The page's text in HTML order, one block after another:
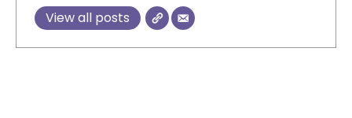
View all posts